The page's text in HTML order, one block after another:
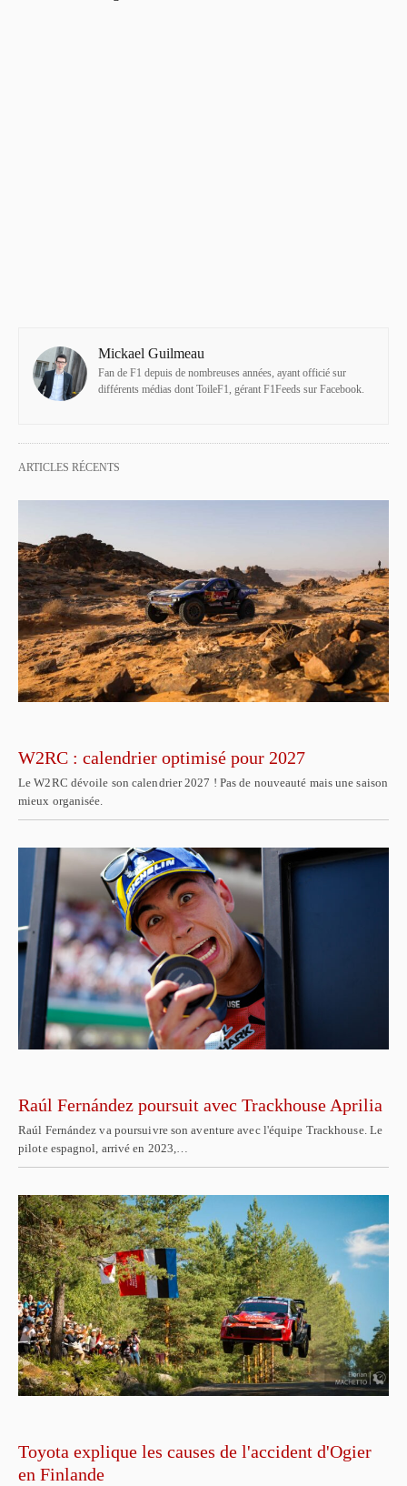
Mickael Guilmeau
Fan de F1 depuis de nombreuses années, ayant officié sur
différents médias dont ToileF1, gérant F1Feeds sur Facebook.
ARTICLES RÉCENTS
W2RC : calendrier optimisé pour 2027
Le W2RC dévoile son calendrier 2027 ! Pas de nouveauté mais une saison
mieux organisée.
Raúl Fernández poursuit avec Trackhouse Aprilia
Raúl Fernández va poursuivre son aventure avec l'équipe Trackhouse. Le
pilote espagnol, arrivé en 2023,…
Toyota explique les causes de l'accident d'Ogier
en Finlande